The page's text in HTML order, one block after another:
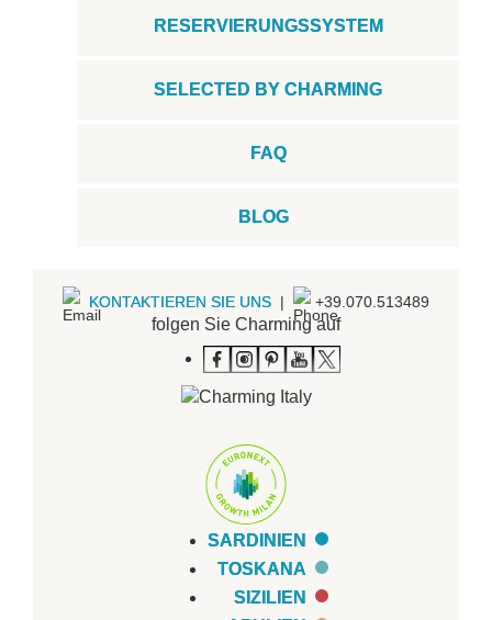
RESERVIERUNGSSYSTEM
SELECTED BY CHARMING
FAQ
BLOG
KONTAKTIEREN SIE UNS | +39.070.513489
folgen Sie Charming auf
SARDINIEN
TOSKANA
SIZILIEN